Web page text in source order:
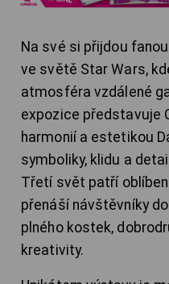
Na své si přijdou
ve světě Star Wars,
atmosféra vzdálené
expozice představuje
harmonií a estetikou
symboliky, klidu a
Třetí svět patří
přenáší návštěvníky
plného kostek,
kreativity.